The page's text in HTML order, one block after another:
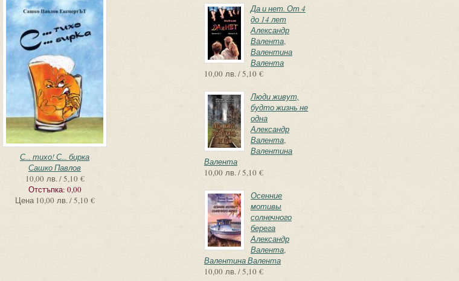
С... тихо! С... бирка
Сашко Павлов
10,00 лв. / 5,10 €
Отстъпка: 0,00
Цена 10,00 лв. / 5,10 €
Да и нет. От 4
до 14 лет
Александр
Валента,
Валентина
Валента
10,00 лв. / 5,10 €
Люди живут,
будто жизнь не
одна
Александр
Валента,
Валентина
Валента
10,00 лв. / 5,10 €
Осенние
мотивы
солнечного
берега
Александр
Валента,
Валентина Валента
10,00 лв. / 5,10 €